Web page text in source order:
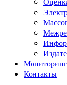
Мониторинг
Контакты